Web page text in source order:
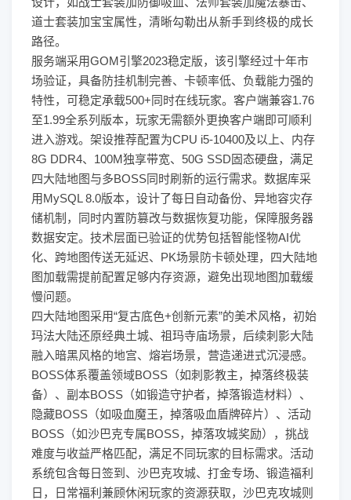
道士套装加宝宝属性，清晰勾勒出从新手到终极的成长
路径。
服务端采用GOM引擎2023稳定版，该引擎经过十年市
场验证，具备防挂机制完善、卡顿率低、负载能力强的
特性，可稳定承载500+同时在线玩家。客户端兼容1.76
至1.99全系列版本，玩家无需额外更换客户端即可顺利
进入游戏。架设推荐配置为CPU i5-10400及以上、内存
8G DDR4、100M独享带宽、50G SSD固态硬盘，满足
四大陆地图与多BOSS同时刷新的运行需求。数据库采
用MySQL 8.0版本，设计了每日自动备份、异地容灾存
储机制，同时内置防篡改与数据恢复功能，保障服务器
数据安定。技术层面已验证的优势包括智能怪物AI优
化、跨地图传送无延迟、PK场景防卡顿处理，四大陆地
图加载需提前配置足够内存资源，避免出现地图加载缓
慢问题。
四大陆地图采用“复古底色+创新元素”的美术风格，初始
玛法大陆还原经典土城、祖玛寺庙场景，后续刺影大陆
融入暗黑风格的地宫、熔岩场景，营造递进式沉浸感。
BOSS体系覆盖领域BOSS（如刺影教主，掉落终极装
备）、副本BOSS（如锻造守护者，掉落锻造材料）、
隐藏BOSS（如吸血魔王，掉落吸血盾牌碎片）、活动
BOSS（如沙巴克专属BOSS，掉落攻城奖励），挑战
难度与收益严格匹配，满足不同玩家的目标需求。活动
系统包含每日签到、沙巴克攻城、打金专场、锻造福利
日，日常福利兼顾休闲玩家的资源获取，沙巴克攻城则